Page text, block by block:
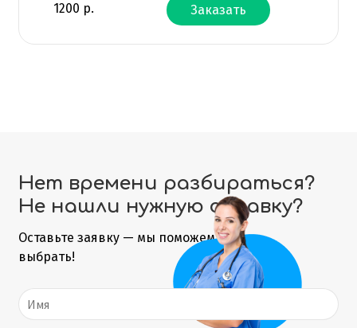
1200 р. Заказать
Нет времени разбираться?
Не нашли нужную справку?
Оставьте заявку — мы поможем
выбрать!